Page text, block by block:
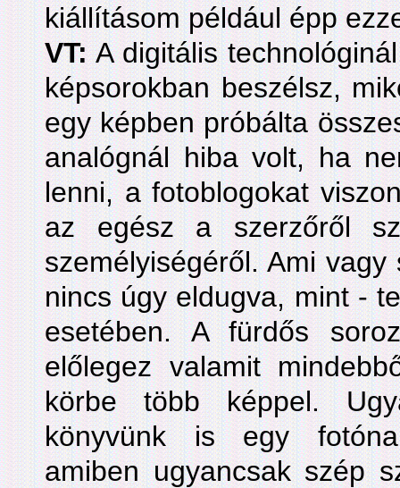
kiállításom például épp
VT:A digitális
képsorokban beszélsz,
egy képben próbálta
analógnál hiba volt, ha
lenni, a fotoblogokat
az egész a szerzőről
személyiségéről. Ami
nincs úgy eldugva, mint -
esetében. A fürdős
előlegez valamit
körbe több képpel.
könyvünk is egy
amiben ugyancsak szép